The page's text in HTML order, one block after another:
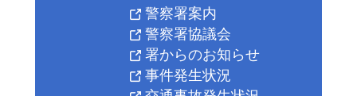
警察署案内
警察署協議会
署からのお知らせ
事件発生状況